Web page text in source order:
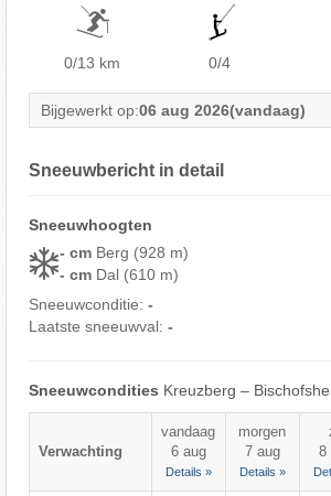
0/13 km 0/4
Bijgewerkt op:06 aug 2026(vandaag)
Sneeuwbericht in detail
Sneeuwhoogten
- cm Berg (928 m)
- cm Dal (610 m)
Sneeuwconditie: -
Laatste sneeuwval: -
Sneeuwcondities Kreuzberg –
Verwachting
vandaag
6 aug
Details »
morgen
7 aug
Details »
8